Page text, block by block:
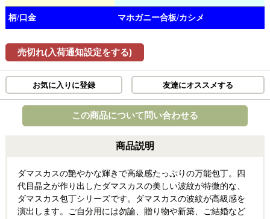
柄/口金 マホガニー合板/カシメ
売切れ(入荷通知設定をする)
お気に入りに登録 友達にオススメする
この商品について問い合わせる
商品説明
ダマスカスの艶やかな輝きで高級感たっぷりの万能包丁。四
代目晶之が作り出したダマスカスの美しい波紋が特微的な、
ダマスカス包丁シリーズです。ダマスカスの波紋が高級感を
演出します。ご自分用には勿論、贈り物や新築、ご結婚など